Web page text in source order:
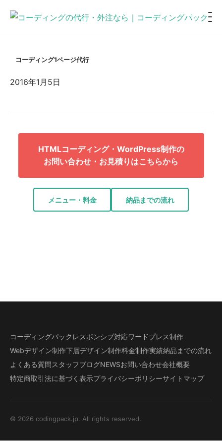
コーディング1ページ代行
2016年1月5日
HTMLコーディング・WordPress制作の
お問い合わせ・お見積りはこちらから
メニュー・料金 納品までの流れ
コーディングパック レスポンシブ対応ワードプレス制作
Webデザイン制作下層デザイン制作料金制作実績納品までの流れ
よくある質問スタッフブログNEWSお問い合わせ会社概要
特定商取引法に基づく表示プライバシーポリシーサイトマップ
© 2026 codingpack.jp. All rights reserved.